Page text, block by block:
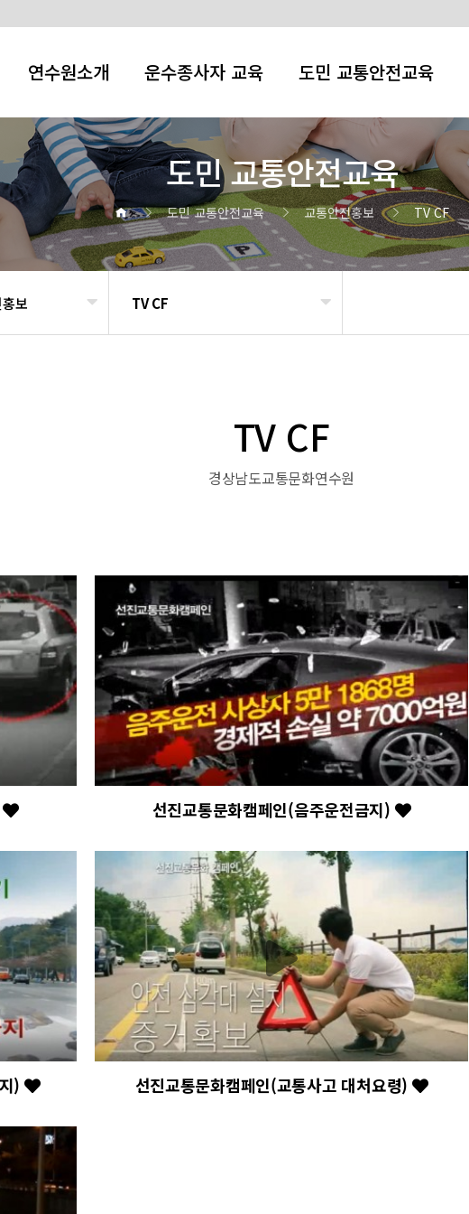
연수원소개 운수종사자 교육 도민 교통안전교육
도민 교통안전교육
도민 교통안전교육 교통안전홍보 TV CF
보 TV CF
TV CF
경상남도교통문화연수원
선진교통문화캠페인(음주운전금지)
) 선진교통문화캠페인(교통사고 대처요령)